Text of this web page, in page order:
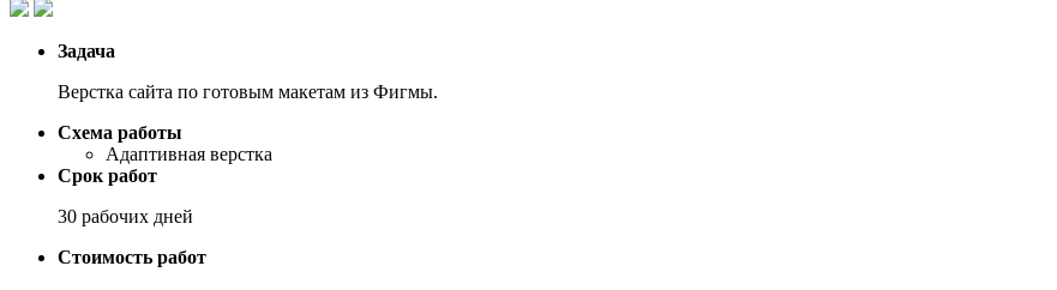
Задача
Верстка сайта по готовым макетам из Фигмы.
Схема работы
Адаптивная верстка
Срок работ
30 рабочих дней
Стоимость работ